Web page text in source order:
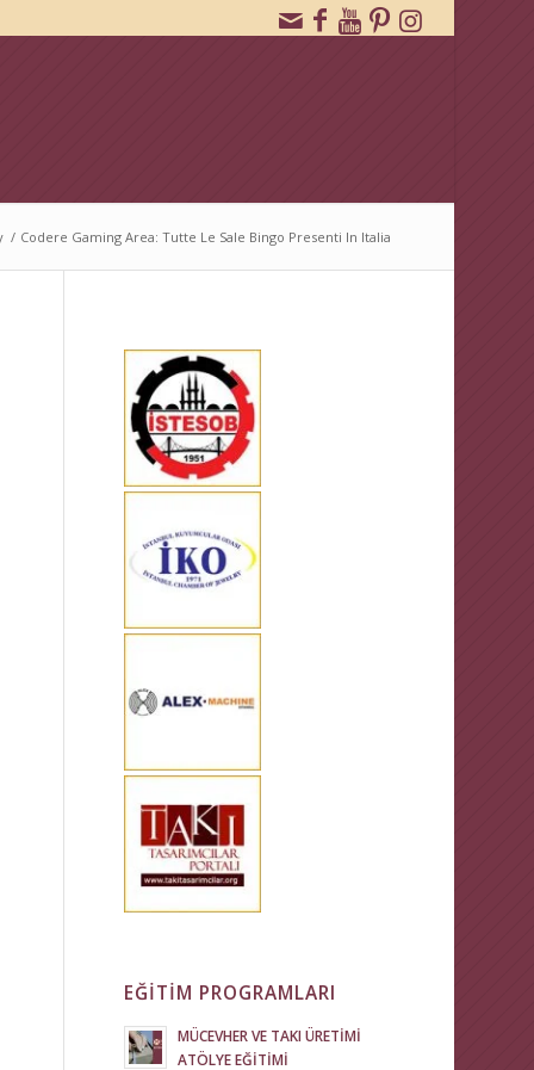
/ Codere Gaming Area: Tutte Le Sale Bingo Presenti In Italia
EĞİTİM PROGRAMLARI
MÜCEVHER VE TAKI ÜRETİMİ
ATÖLYE EĞİTİMİ